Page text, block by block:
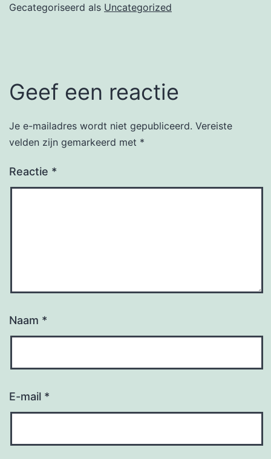
Gecategoriseerd als Uncategorized
Geef een reactie
Je e-mailadres wordt niet gepubliceerd. Vereiste
velden zijn gemarkeerd met *
Reactie *
Naam *
E-mail *